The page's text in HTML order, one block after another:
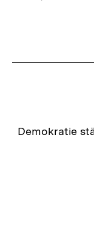
Zur
Demokratie